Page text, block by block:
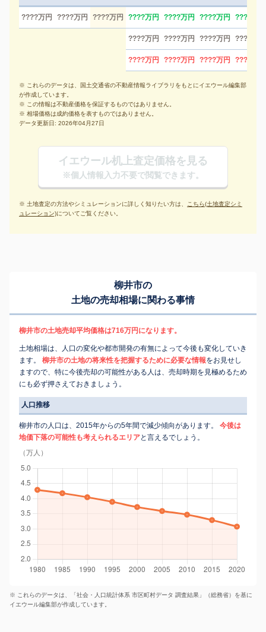
????万円 ????万円 ????万円 ????万円 ????万円 ????万円 ????万円
????万円 ????万円 ????万円 ????万円
????万円 ????万円 ????万円 ????万円
※ これらのデータは、国土交通省の不動産情報ライブラリをもとにイエウール編集部
が作成しています。
※ この情報は不動産価格を保証するものではありません。
※ 相場価格は成約価格を表すものではありません。
データ更新日: 2026年04月27日
イエウール机上査定価格を見る
※個人情報入力不要で閲覧できます。
※ 土地査定の方法やシミュレーションに詳しく知りたい方は、 こちら(土地査定シミ
ュレーション)についてご覧ください。
柳井市の
土地の売却相場に関わる事情
柳井市の土地売却平均価格は716万円になります。
土地相場は、人口の変化や都市開発の有無によって今後も変化していき
ます。
柳井市の土地の将来性を把握するために必要な情報をお見せし
ますので、特に今後売却の可能性がある人は、売却時期を見極めるため
にも必ず押さえておきましょう。
人口推移
柳井市の人口は、2015年からの5年間で減少傾向があります。
今後は
地価下落の可能性も考えられるエリアと言えるでしょう。
（万人）
※ これらのデータは、「社会・人口統計体系 市区町村データ 調査結果」（総務省）を基に
イエウール編集部が作成しています。